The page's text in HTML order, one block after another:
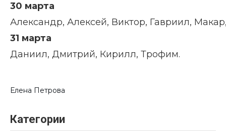
30 марта
Александр, Алексей, Виктор, Гавриил,
31 марта
Даниил, Дмитрий, Кирилл, Трофим.
Елена Петрова
Категории